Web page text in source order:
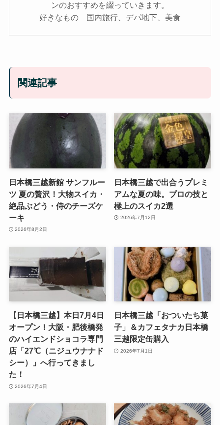
ンのおすすめを綴っていきます。
好きなもの 国内旅行、デパ地下、美食
関連記事
日本橋三越新館 サンフルー
ツ 夏の贅沢！大物スイカ・
絶品ぶどう・侍のチーズケ
ーキ
2026年8月2日
日本橋三越で出合うプレミ
アムな夏の味。プロの技と
極上のスイカ2選
2026年7月12日
【日本橋三越】本日7月4日
オープン！大阪・肥後橋発
のハイエンドショコラ専門
店「27℃（ニジュウナナド
シー）」へ行ってきまし
た！
2026年7月4日
日本橋三越「おついたち菓
子」＆カフェタナカ日本橋
三越限定缶購入
2026年7月1日